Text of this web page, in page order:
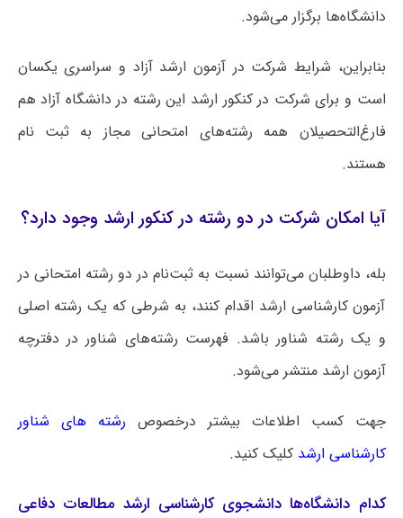
دانشگاه‌ها برگزار می‌شود.
بنابراین، شرایط شرکت در آزمون ارشد آزاد و سراسری یکسان
است و برای شرکت در کنکور ارشد این رشته در دانشگاه آزاد هم
فارغ‌التحصیلان همه رشته‌های امتحانی مجاز به ثبت نام
هستند.
آیا امکان شرکت در دو رشته در کنکور ارشد وجود دارد؟
بله، داوطلبان می‌توانند نسبت به ثبت‌نام در دو رشته امتحانی در
آزمون کارشناسی ارشد اقدام کنند، به شرطی که یک رشته اصلی
و یک رشته شناور باشد. فهرست رشته‌های شناور در دفترچه
آزمون ارشد منتشر می‌شود.
جهت کسب اطلاعات بیشتر درخصوص رشته های شناور
کارشناسی ارشد کلیک کنید.
کدام دانشگاه‌ها دانشجوی کارشناسی ارشد مطالعات دفاعی